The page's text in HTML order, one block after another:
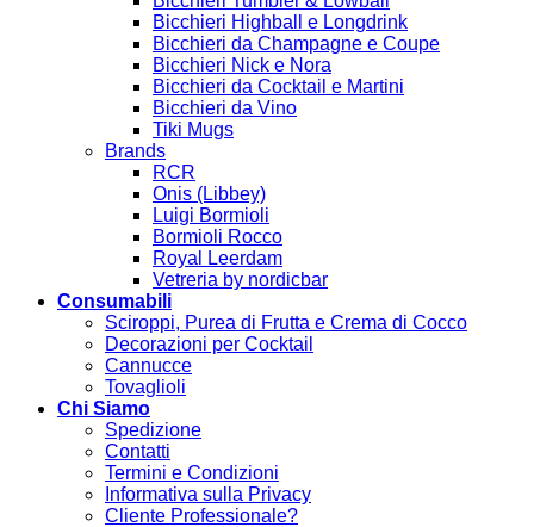
Bicchieri Highball e Longdrink
Bicchieri da Champagne e Coupe
Bicchieri Nick e Nora
Bicchieri da Cocktail e Martini
Bicchieri da Vino
Tiki Mugs
Brands
RCR
Onis (Libbey)
Luigi Bormioli
Bormioli Rocco
Royal Leerdam
Vetreria by nordicbar
Consumabili
Sciroppi, Purea di Frutta e Crema di Cocco
Decorazioni per Cocktail
Cannucce
Tovaglioli
Chi Siamo
Spedizione
Contatti
Termini e Condizioni
Informativa sulla Privacy
Cliente Professionale?